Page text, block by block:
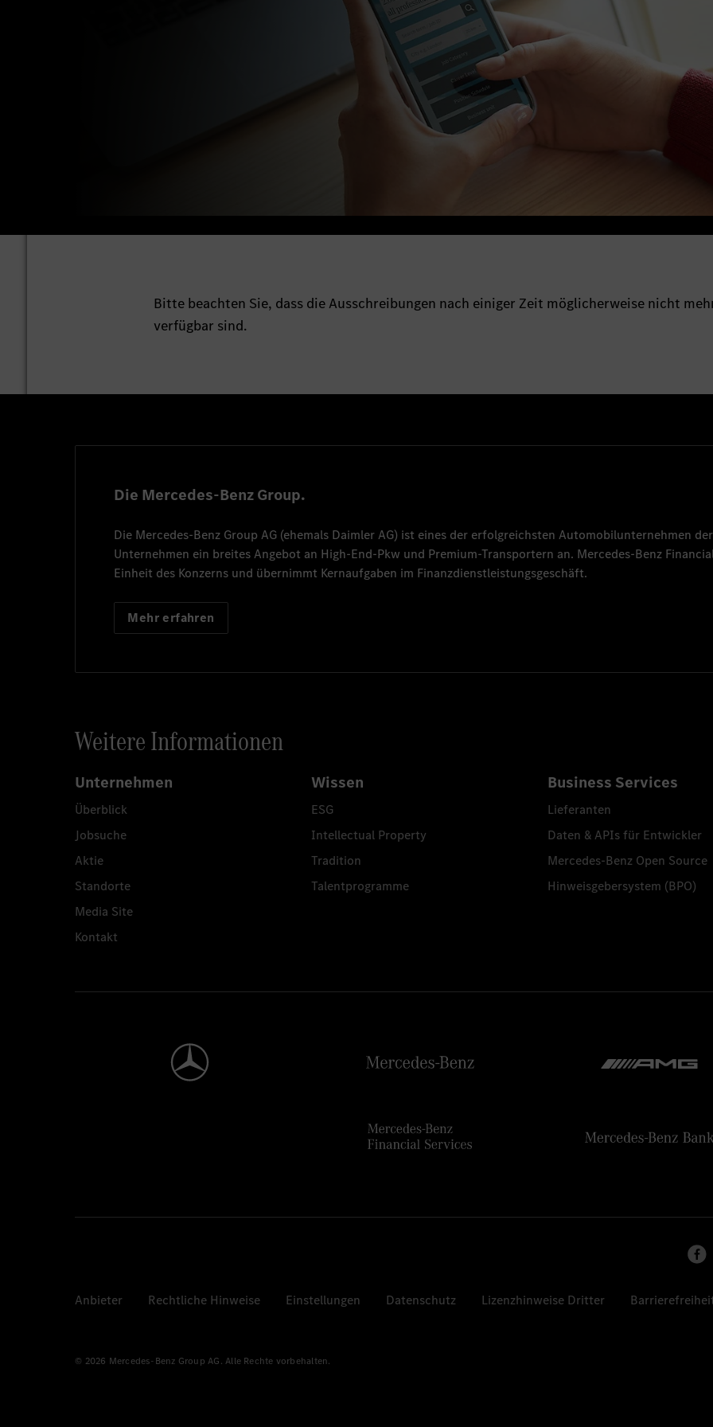
Bitte beachten Sie, dass die Ausschreibungen nach einiger Zeit möglicherweise nicht
verfügbar sind.
Die Mercedes-Benz Group.
Die Mercedes-Benz Group AG (ehemals Daimler AG) ist eines der erfolgreichsten Automobilunternehmen
Unternehmen ein breites Angebot an High-End-Pkw und Premium-Transportern an. Mercedes-Benz
Einheit des Konzerns und übernimmt Kernaufgaben im Finanzdienstleistungsgeschäft.
Mehr erfahren
Weitere Informationen
Unternehmen
Überblick
Jobsuche
Aktie
Standorte
Media Site
Kontakt
Wissen
ESG
Intellectual Property
Tradition
Talentprogramme
Business Services
Lieferanten
Daten & APIs für Entwickler
Mercedes-Benz Open Source
Hinweisgebersystem (BPO)
Anbieter Rechtliche Hinweise Einstellungen Datenschutz Lizenzhinweise Dritter
© 2026 Mercedes-Benz Group AG. Alle Rechte vorbehalten.